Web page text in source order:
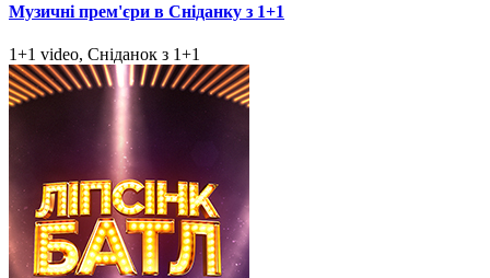
Музичні прем'єри в Сніданку з 1+1
1+1 video, Сніданок з 1+1